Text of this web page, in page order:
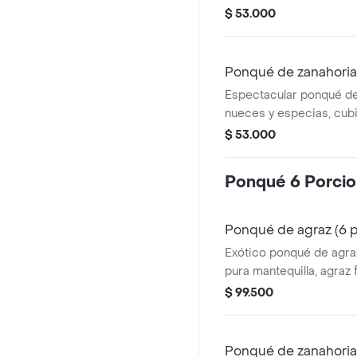
amapola y cubierto con
6.7 cm)
$ 53.000
Ponqué de
Espectacular ponqué
nueces y especias,
deliciosa crema de
$ 53.000
Ponqué 6
Ponqué de agraz (6
Exótico ponqué de
pura mantequilla,
amapola y cubierto con
cm)
$ 99.500
Ponqué de